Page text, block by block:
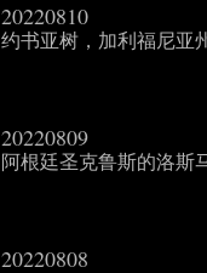
20220810
约书亚树，加利福尼亚
20220809
阿根廷圣克鲁斯的洛斯
20220808